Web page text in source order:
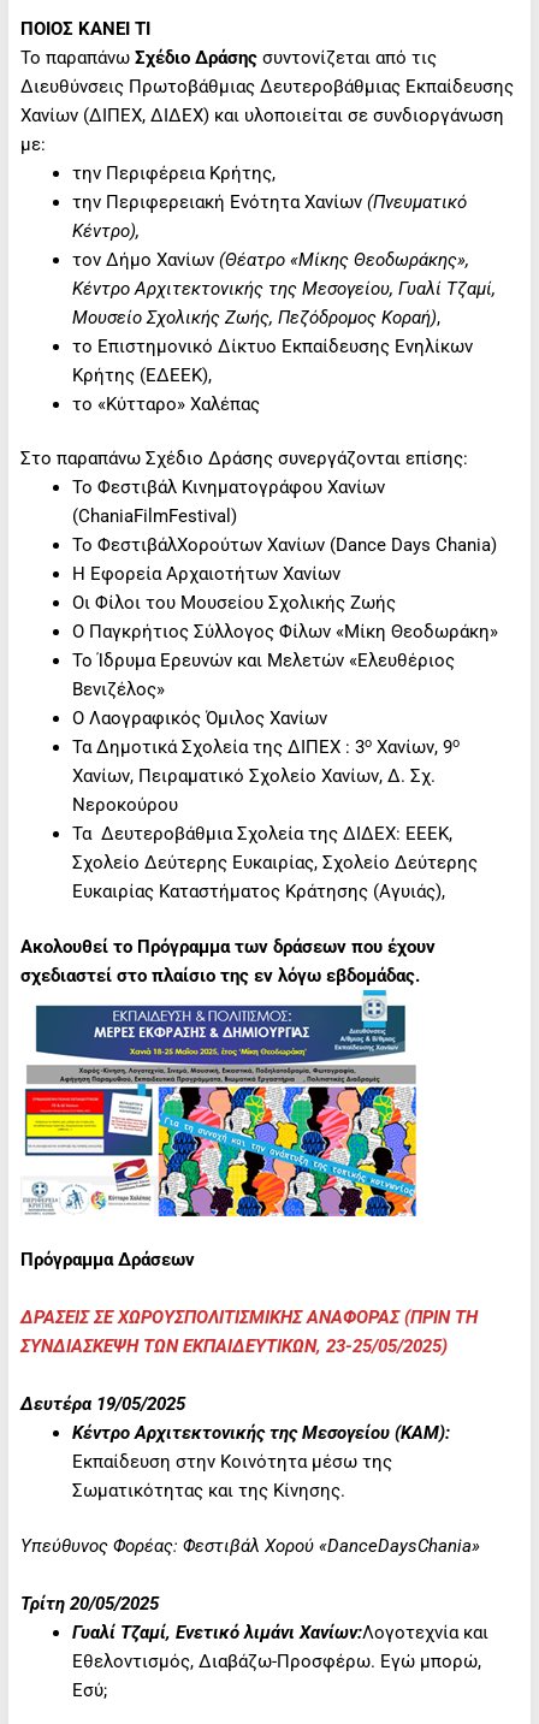
ΠΟΙΟΣ ΚΑΝΕΙ ΤΙ
Το παραπάνω Σχέδιο Δράσηςσυντονίζεται από τις
Διευθύνσεις Πρωτοβάθμιας Δευτεροβάθμιας Εκπαίδευσης
Χανίων (ΔΙΠΕΧ, ΔΙΔΕΧ) και υλοποιείται σε συνδιοργάνωση
με:
την Περιφέρεια Κρήτης,
την Περιφερειακή Ενότητα Χανίων(Πνευματικό
Κέντρο),
τον Δήμο Χανίων(Θέατρο «Μίκης Θεοδωράκης»,
Κέντρο Αρχιτεκτονικής της Μεσογείου, Γυαλί Τζαμί,
Μουσείο Σχολικής Ζωής, Πεζόδρομος Κοραή),
το Επιστημονικό Δίκτυο Εκπαίδευσης Ενηλίκων
Κρήτης (ΕΔΕΕΚ),
το «Κύτταρο» Χαλέπας
Στο παραπάνω Σχέδιο Δράσης συνεργάζονται επίσης:
Το Φεστιβάλ Κινηματογράφου Χανίων
(ChaniaFilmFestival)
To ΦεστιβάλΧορούτων Χανίων (Dance Days Chania)
Η Εφορεία Αρχαιοτήτων Χανίων
Οι Φίλοι του Μουσείου Σχολικής Ζωής
Ο Παγκρήτιος Σύλλογος Φίλων «Μίκη Θεοδωράκη»
Το Ίδρυμα Ερευνών και Μελετών «Ελευθέριος
Βενιζέλος»
Ο Λαογραφικός Όμιλος Χανίων
Τα Δημοτικά Σχολεία της ΔΙΠΕΧ : 3ο Χανίων, 9ο
Χανίων, Πειραματικό Σχολείο Χανίων, Δ. Σχ.
Νεροκούρου
Τα Δευτεροβάθμια Σχολεία της ΔΙΔΕΧ: ΕΕΕΚ,
Σχολείο Δεύτερης Ευκαιρίας, Σχολείο Δεύτερης
Ευκαιρίας Καταστήματος Κράτησης (Αγυιάς),
Ακολουθεί το Πρόγραμμα των δράσεων που έχουν
σχεδιαστεί στο πλαίσιο της εν λόγω εβδομάδας.
Πρόγραμμα Δράσεων
ΔΡΑΣΕΙΣ ΣΕ ΧΩΡΟΥΣΠΟΛΙΤΙΣΜΙΚΗΣ ΑΝΑΦΟΡΑΣ (ΠΡΙΝ ΤΗ
ΣΥΝΔΙΑΣΚΕΨΗ ΤΩΝ ΕΚΠΑΙΔΕΥΤΙΚΩΝ, 23-25/05/2025)
Δευτέρα 19/05/2025
Κέντρο Αρχιτεκτονικής της Μεσογείου (ΚΑΜ):
Εκπαίδευση στην Κοινότητα μέσω της
Σωματικότητας και της Κίνησης.
Υπεύθυνος Φορέας: Φεστιβάλ Χορού «DanceDaysChania»
Τρίτη 20/05/2025
Γυαλί Τζαμί, Ενετικό λιμάνι Χανίων:Λογοτεχνία και
Εθελοντισμός, Διαβάζω-Προσφέρω. Εγώ μπορώ,
Εσύ;